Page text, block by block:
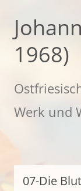
springen
1968)
Werk und
07-Die